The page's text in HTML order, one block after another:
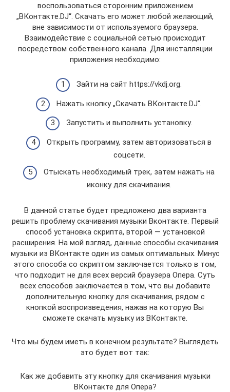
воспользоваться сторонним приложением
„ВКонтакте.DJ“. Скачать его может любой желающий,
вне зависимости от используемого браузера.
Взаимодействие с социальной сетью происходит
посредством собственного канала. Для инсталляции
приложения необходимо:
Зайти на сайт https://vkdj.org.
Нажать кнопку „Скачать ВКонтакте.DJ“.
Запустить и выполнить установку.
Открыть программу, затем авторизоваться в
соцсети.
Отыскать необходимый трек, затем нажать на
иконку для скачивания.
В данной статье будет предложено два варианта
решить проблему скачивания музыки Вконтакте. Первый
способ установка скрипта, второй — установкой
расширения. На мой взгляд, данные способы скачивания
музыки из ВКонтакте один из самых оптимальных. Минус
этого способа со скриптом заключается только в том,
что подходит не для всех версий браузера Опера. Суть
всех способов заключается в том, что вы добавите
дополнительную кнопку для скачивания, рядом с
кнопкой воспроизведения, нажав на которую Вы
сможете скачать музыку из ВКонтакте.
Что мы будем иметь в конечном результате? Выглядеть
это будет вот так:
Как же добавить эту кнопку для скачивания музыки
ВКонтакте для Опера?